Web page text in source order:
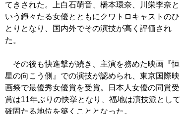
てきされた。上白石萌音、橋本環奈、川栄李奈と
いう錚々たる女優とともにクワトロキャストのひ
とりとなり、国内外でその演技が高く評価され
た。
その後も快進撃が続き、主演を務めた映画『恒
星の向こう側』での演技が認められ、東京国際映
画祭で最優秀女優賞を受賞。日本人女優の同賞受
賞は11年ぶりの快挙となり、福地は演技派として
確固たる地位を築くこととなった。